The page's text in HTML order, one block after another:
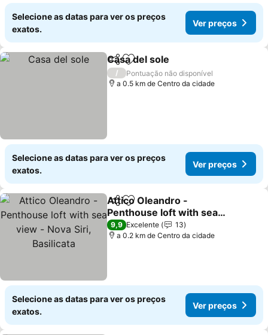
Selecione as datas para ver os preços
exatos.
Ver preços
PartilharAdicionar aos favoritos
Casa del sole
/
Pontuação não disponível
a 0.5 km de Centro da cidade
Selecione as datas para ver os preços
exatos.
Ver preços
PartilharAdicionar aos favoritos
Attico Oleandro -
Penthouse loft with sea
view - Nova Siri,
Basilicata
Ver preços
9,9 Excelente
13
a 0.2 km de Centro da cidade
Selecione as datas para ver os preços
exatos.
Ver preços